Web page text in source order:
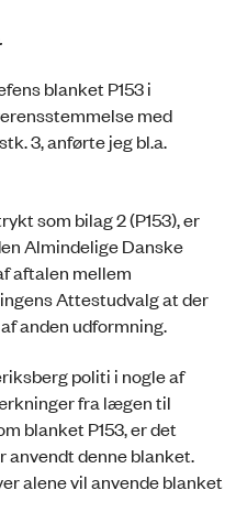
blanket P153 i
med
3, anførte jeg bl.a.
som bilag 2 (P153), er
Almindelige Danske
aftalen mellem
Attestudvalg at der
anden udformning.
politi i nogle af
fra lægen til
blanket P153, er det
denne blanket.
alene vil anvende blanket